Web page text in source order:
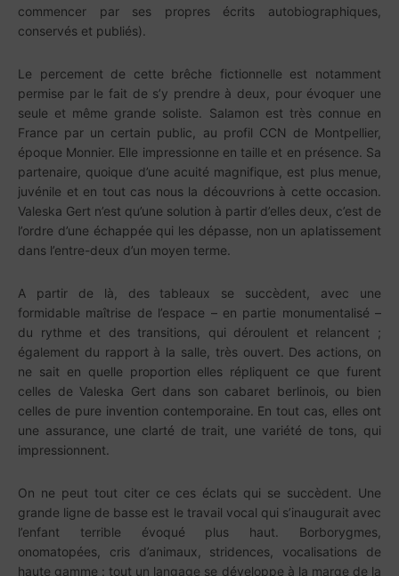
commencer par ses propres écrits autobiographiques,
conservés et publiés).
Le percement de cette brêche fictionnelle est notamment
permise par le fait de s’y prendre à deux, pour évoquer une
seule et même grande soliste. Salamon est très connue en
France par un certain public, au profil CCN de Montpellier,
époque Monnier. Elle impressionne en taille et en présence. Sa
partenaire, quoique d’une acuité magnifique, est plus menue,
juvénile et en tout cas nous la découvrions à cette occasion.
Valeska Gert n’est qu’une solution à partir d’elles deux, c’est de
l’ordre d’une échappée qui les dépasse, non un aplatissement
dans l’entre-deux d’un moyen terme.
A partir de là, des tableaux se succèdent, avec une
formidable maîtrise de l’espace – en partie monumentalisé –
du rythme et des transitions, qui déroulent et relancent ;
également du rapport à la salle, très ouvert. Des actions, on
ne sait en quelle proportion elles répliquent ce que furent
celles de Valeska Gert dans son cabaret berlinois, ou bien
celles de pure invention contemporaine. En tout cas, elles ont
une assurance, une clarté de trait, une variété de tons, qui
impressionnent.
On ne peut tout citer ce ces éclats qui se succèdent. Une
grande ligne de basse est le travail vocal qui s’inaugurait avec
l’enfant terrible évoqué plus haut. Borborygmes,
onomatopées, cris d’animaux, stridences, vocalisations de
haute gamme : tout un langage se développe à la marge de la